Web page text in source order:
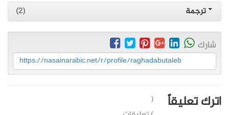
ترجمة (2)
شارك
https://nasainarabic.net/r/profile/raghadabutaleb
اترك تعليقاً
(